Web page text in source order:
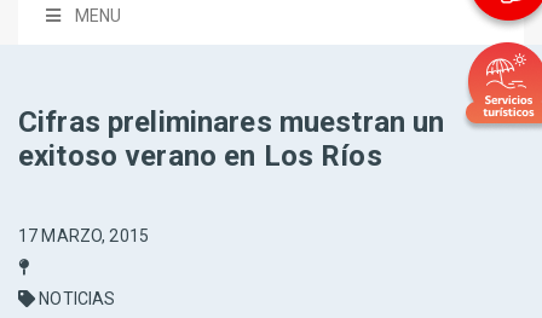
MENU
Cifras preliminares muestran un
exitoso verano en Los Ríos
17 MARZO, 2015
NOTICIAS